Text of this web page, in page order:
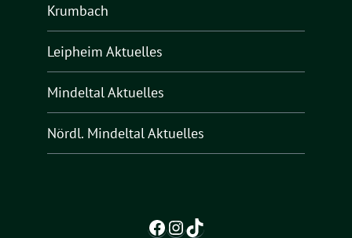
Krumbach
Leipheim Aktuelles
Mindeltal Aktuelles
Nördl. Mindeltal Aktuelles
Facebook
Instagram
TikTok